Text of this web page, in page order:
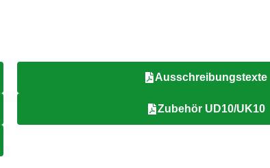
Ausschreibungstexte
Zubehör UD10/UK10